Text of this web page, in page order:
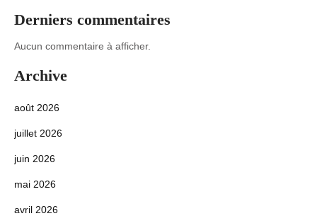
Derniers commentaires
Aucun commentaire à afficher.
Archive
août 2026
juillet 2026
juin 2026
mai 2026
avril 2026